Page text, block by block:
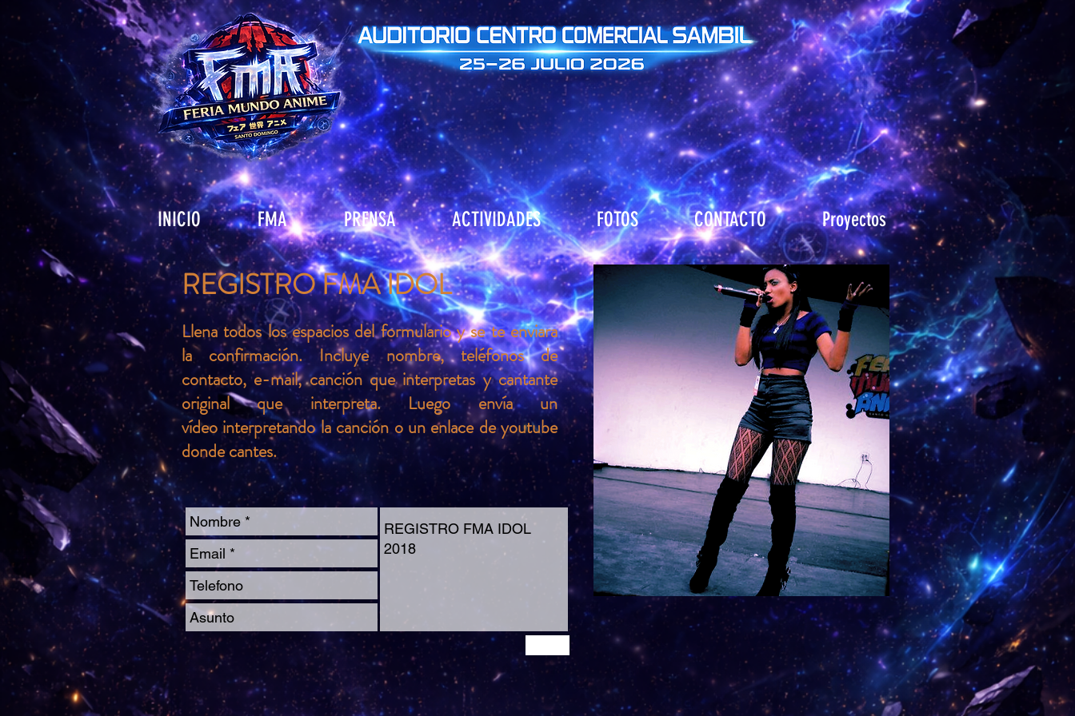
INICIO FMA PRENSA ACTIVIDADES FOTOS CONTACTO Proyectos
REGISTRO FMA IDOL
​Llena todos los espacios del formulario y se te enviara
la confirmación. Incluye nombre, teléfonos de
contacto, e-mail, canción que interpretas y cantante
original que interpreta. Luego envía un
vídeo interpretando la canción o un enlace de youtube
donde cantes.